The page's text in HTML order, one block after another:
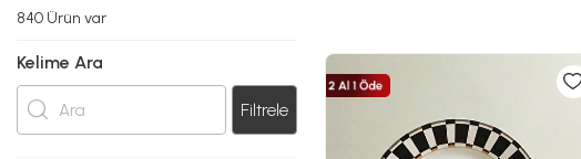
840 Ürün var
Kelime Ara
Filtrele